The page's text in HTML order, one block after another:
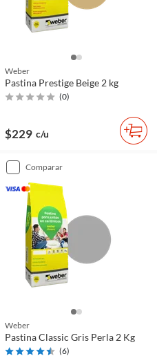
Weber
Pastina Prestige Beige 2 kg
(0)
$229 c/u
comparar
Weber
Pastina Classic Gris Perla 2 Kg
(6)